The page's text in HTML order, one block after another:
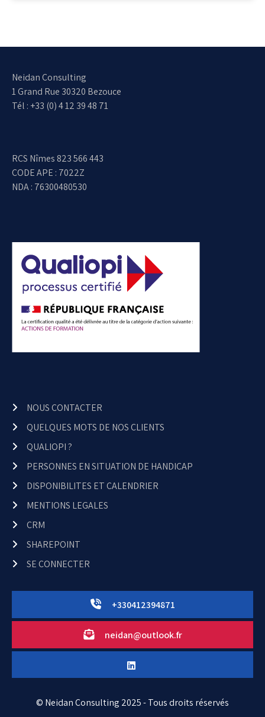
Neidan Consulting
1 Grand Rue 30320 Bezouce
Tél : +33 (0) 4 12 39 48 71
RCS Nîmes 823 566 443
CODE APE : 7022Z
NDA : 76300480530
NOUS CONTACTER
QUELQUES MOTS DE NOS CLIENTS
QUALIOPI ?
PERSONNES EN SITUATION DE HANDICAP
DISPONIBILITES ET CALENDRIER
MENTIONS LEGALES
CRM
SHAREPOINT
SE CONNECTER
+330412394871
neidan@outlook.fr
© Neidan Consulting 2025 - Tous droits réservés